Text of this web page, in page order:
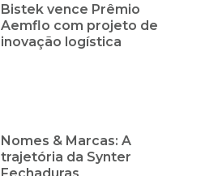
Bistek vence Prêmio
Aemflo com projeto de
inovação logística
Nomes & Marcas: A
trajetória da Synter
Fechaduras